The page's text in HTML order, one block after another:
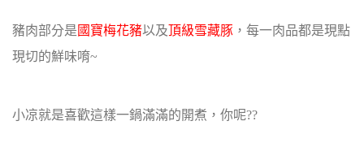
豬肉部分是 國寶梅花豬以及頂級雪藏豚 ，每一肉品都是現點
現切的鮮味唷~
小凉就是喜歡這樣一鍋滿滿的開煮，你呢??